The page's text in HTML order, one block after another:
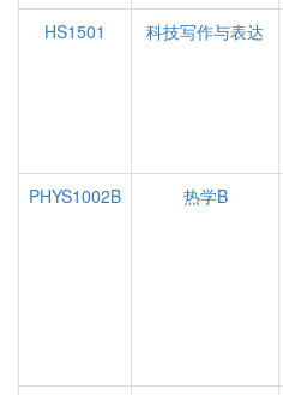
HS1501
科技写作与表达
PHYS1002B
热学B